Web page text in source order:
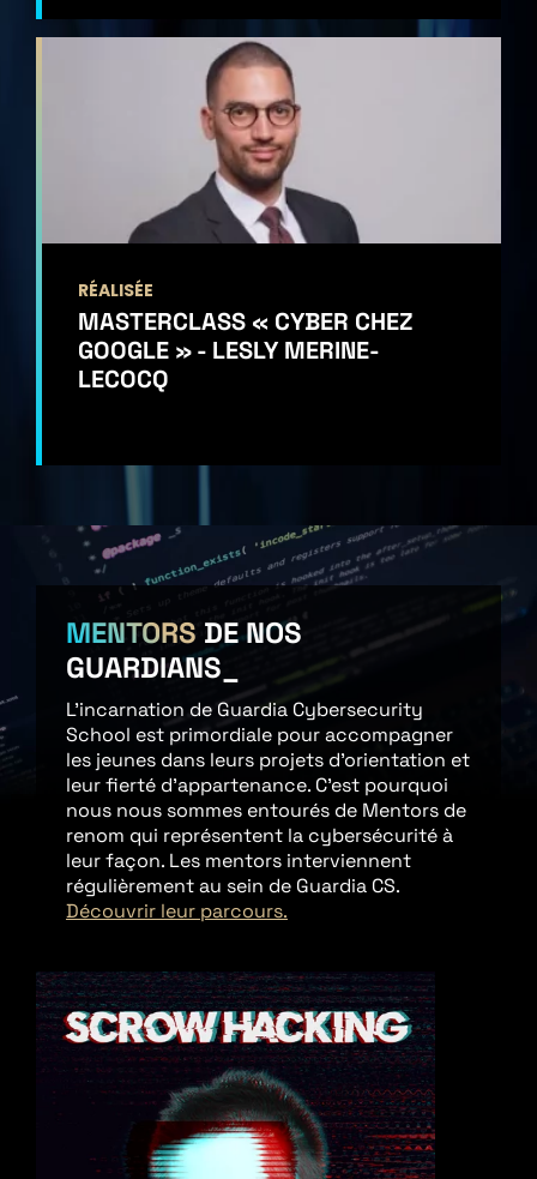
RÉALISÉE
MASTERCLASS « CYBER CHEZ
GOOGLE » - LESLY MERINE-
LECOCQ
MENTORS DE NOS
GUARDIANS
L'incarnation de Guardia Cybersecurity
School est primordiale pour accompagner
les jeunes dans leurs projets d'orientation et
leur fierté d'appartenance. C'est pourquoi
nous nous sommes entourés de Mentors de
renom qui représentent la cybersécurité à
leur façon. Les mentors interviennent
régulièrement au sein de Guardia CS.
Découvrir leur parcours.